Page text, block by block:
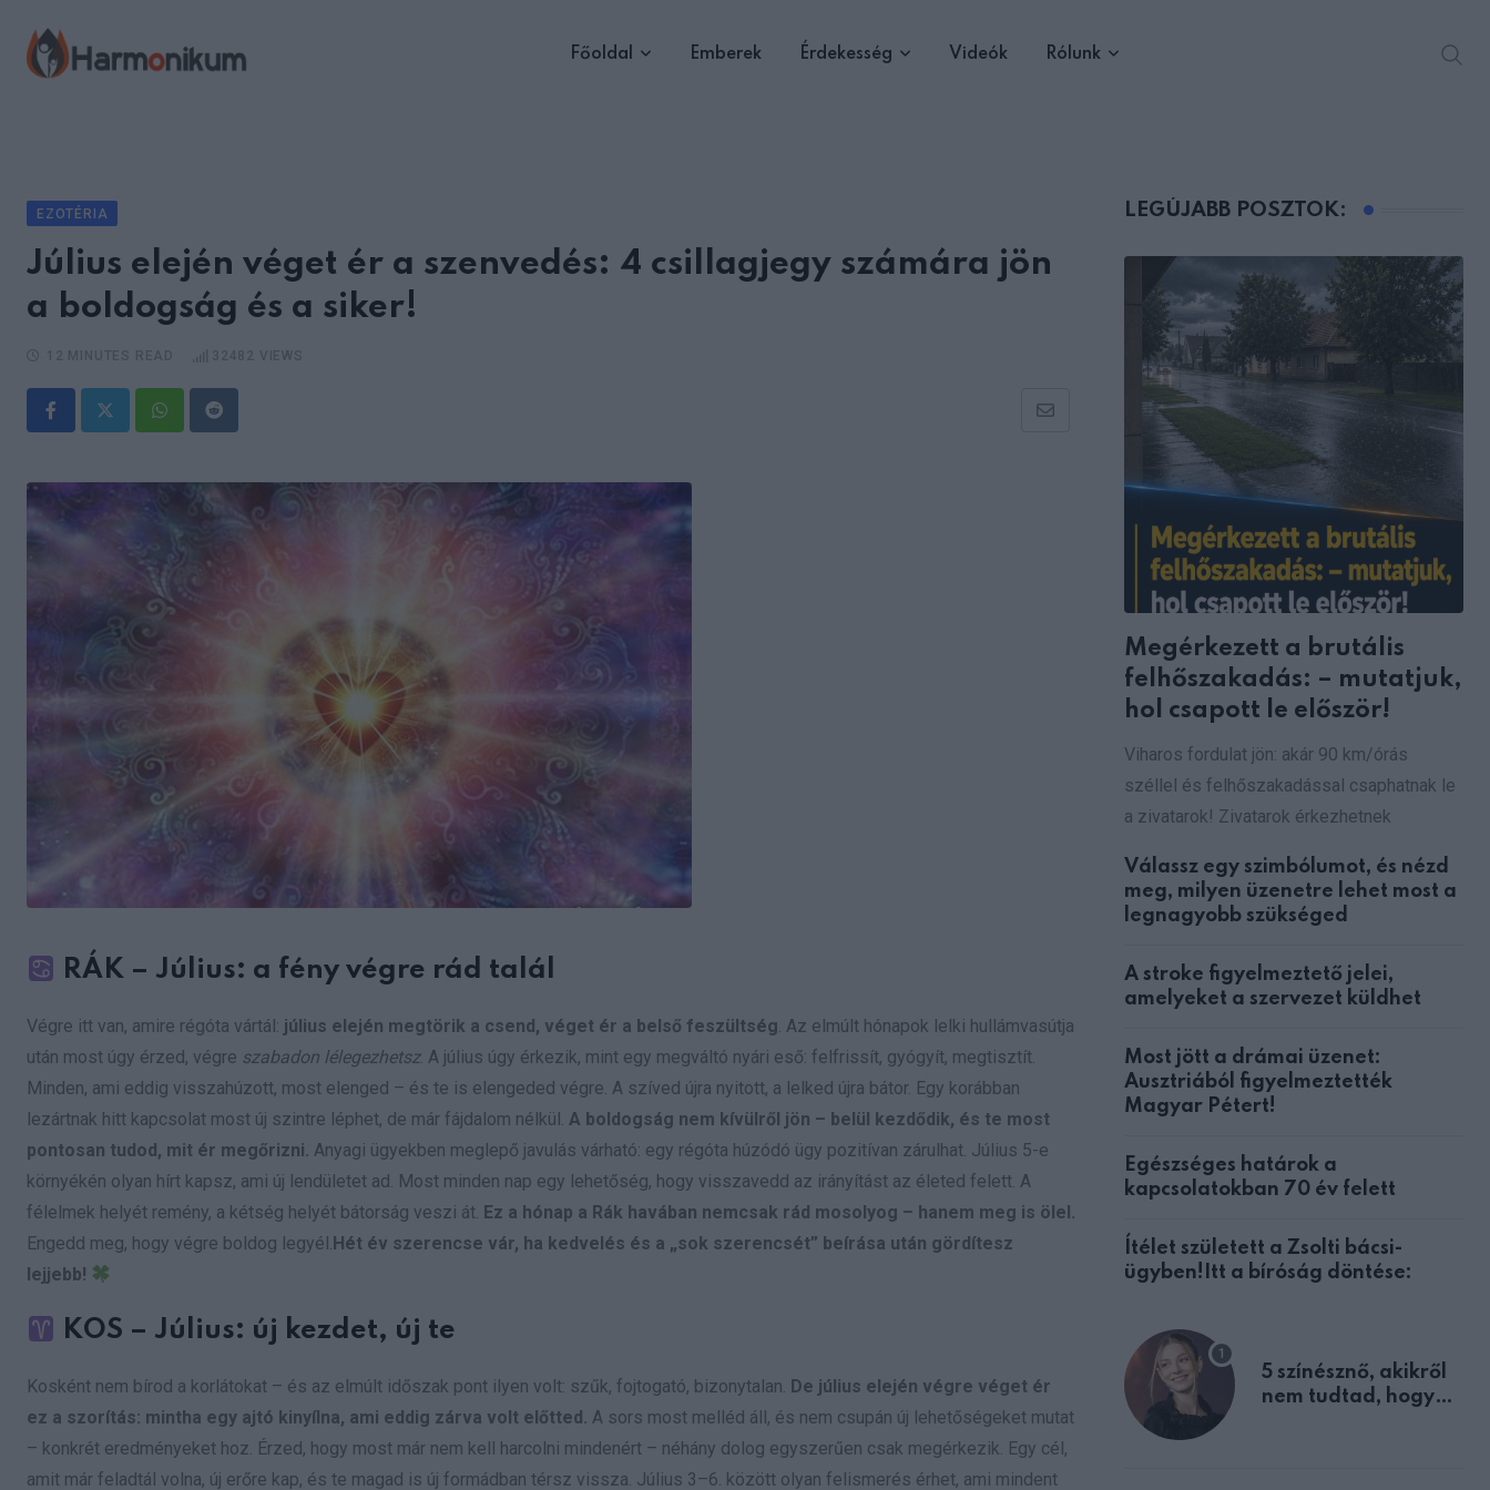
content
Főoldal Emberek Érdekesség Videók Rólunk
EZOTÉRIA
Július elején véget ér a szenvedés: 4 csillagjegy számára jön
a boldogság és a siker!
WhatsappReddit
Share
RÁK – Július: a fény végre rád talál
Végre itt van, amire régóta vártál: július elején megtörik a csend, véget ér a belső feszültség. Az elmúlt hónapok lelki hullámvasútja
után most úgy érzed, végre szabadon lélegezhetsz. A július úgy érkezik, mint egy megváltó nyári eső: felfrissít, gyógyít, megtisztít.
Minden, ami eddig visszahúzott, most elenged – és te is elengeded végre. A szíved újra nyitott, a lelked újra bátor. Egy korábban
lezártnak hitt kapcsolat most új szintre léphet, de már fájdalom nélkül. A boldogság nem kívülről jön – belül kezdődik, és te most
pontosan tudod, mit ér megőrizni. Anyagi ügyekben meglepő javulás várható: egy régóta húzódó ügy pozitívan zárulhat. Július 5-e
környékén olyan hírt kapsz, ami új lendületet ad. Most minden nap egy lehetőség, hogy visszavedd az irányítást az életed felett. A
félelmek helyét remény, a kétség helyét bátorság veszi át. Ez a hónap a Rák havában nemcsak rád mosolyog – hanem meg is ölel.
Engedd meg, hogy végre boldog legyél. Hét év szerencse vár, ha kedvelés és a „sok szerencsét” beírása után gördítesz
lejjebb!
KOS – Július: új kezdet, új te
Kosként nem bírod a korlátokat – és az elmúlt időszak pont ilyen volt: szűk, fojtogató, bizonytalan. De július elején végre véget ér
ez a szorítás: mintha egy ajtó kinyílna, ami eddig zárva volt előtted. A sors most melléd áll, és nem csupán új lehetőségeket mutat
– konkrét eredményeket hoz. Érzed, hogy most már nem kell harcolni mindenért – néhány dolog egyszerűen csak megérkezik. Egy cél,
amit már feladtál volna, új erőre kap, és te magad is új formádban térsz vissza. Július 3–6. között olyan felismerés érhet, ami mindent
LEGÚJABB POSZTOK:
Megérkezett a brutális
felhőszakadás: – mutatjuk,
hol csapott le először!
Viharos fordulat jön: akár 90 km/órás
széllel és felhőszakadással csaphatnak le
a zivatarok! Zivatarok érkezhetnek
Válassz egy szimbólumot, és nézd
meg, milyen üzenetre lehet most a
legnagyobb szükséged
A stroke figyelmeztető jelei,
amelyeket a szervezet küldhet
Most jött a drámai üzenet:
Ausztriából figyelmeztették
Magyar Pétert!
Egészséges határok a
kapcsolatokban 70 év felett
Ítélet született a Zsolti bácsi-
ügyben!Itt a bíróság döntése:
5 színésznő, akikről
nem tudtad, hogy